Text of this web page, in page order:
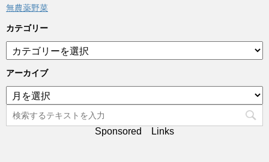
無農薬野菜
カテゴリー
テ
ゴ
リ
ー
アーカイブ
ア
ー
カ
イ
Sponsored Links